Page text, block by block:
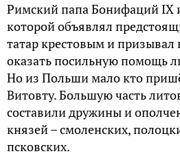
Римский папа Бонифаций IX
которой объявлял
татар крестовым и призывал
оказать посильную помощь
Но из Польши мало кто
Витовту. Большую часть
составили дружины и
князей – смоленских,
псковских.